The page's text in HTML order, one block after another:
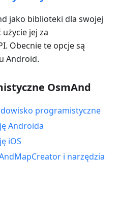
jako biblioteki dla swojej
jej za
Obecnie te opcje są
Android.
OsmAnd
programistyczne
Androida
iOS
i narzędzia